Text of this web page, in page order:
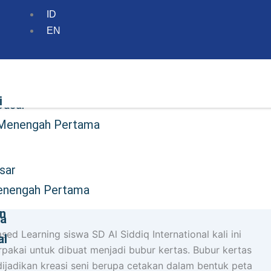
ID
EN
Pertama
Pertama
Learning siswa SD Al Siddiq International kali ini
untuk dibuat menjadi bubur kertas. Bubur kertas
kreasi seni berupa cetakan dalam bentuk peta